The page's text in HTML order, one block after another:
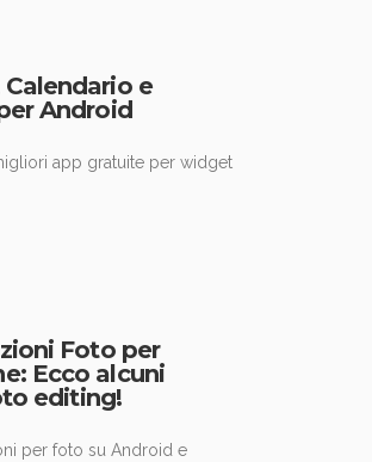
e
Android
app gratuite per widget
Foto per
Ecco alcuni
editing!
per foto su Android e